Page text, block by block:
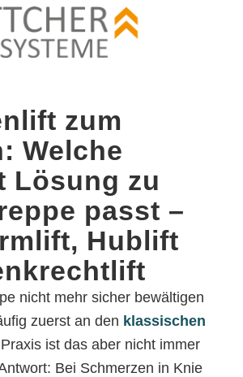
zum
Welche
Lösung zu
passt –
Hublift
nicht mehr sicher bewältigen
zuerst an den klassischen
ist das aber nicht immer
Bei Schmerzen in Knie